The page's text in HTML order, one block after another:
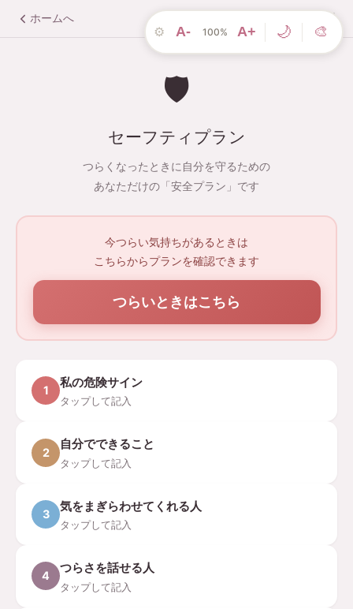
ホームへ こころのクリニック桜が丘
🛡️
セーフティプラン
つらくなったときに自分を守るための
あなただけの「安全プラン」です
今つらい気持ちがあるときは
こちらからプランを確認できます
つらいときはこちら
1
私の危険サイン
タップして記入
2
自分でできること
タップして記入
3
気をまぎらわせてくれる人
タップして記入
4
つらさを話せる人
タップして記入
⚙ A- 100% A+ 🌙 🎨